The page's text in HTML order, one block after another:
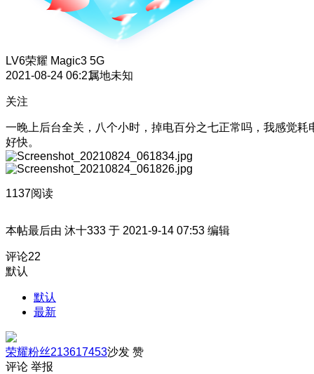
LV6荣耀 Magic3 5G
2021-08-24 06:21属地未知
关注
一晚上后台全关，八个小时，掉电百分之七正常吗，我感觉耗
好快。
1137阅读
本帖最后由 沐十333 于 2021-9-14 07:53 编辑
评论22
默认
默认
最新
荣耀粉丝213617453沙发 赞
评论 举报